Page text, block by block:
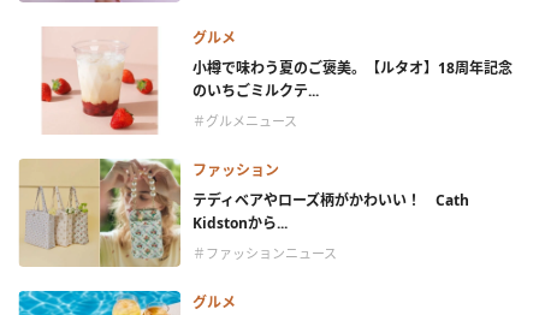
グルメ
小樽で味わう夏のご褒美。【ルタオ】18周年記念
のいちごミルクテ...
＃グルメニュース
ファッション
テディベアやローズ柄がかわいい！ Cath
Kidstonから...
＃ファッションニュース
グルメ